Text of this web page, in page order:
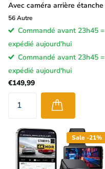
Avec caméra arrière étanche
56Autre
Commandé avant 23h45 =
expédié aujourd'hui
Commandé avant 23h45 =
expédié aujourd'hui
€149,99
Sale -21%